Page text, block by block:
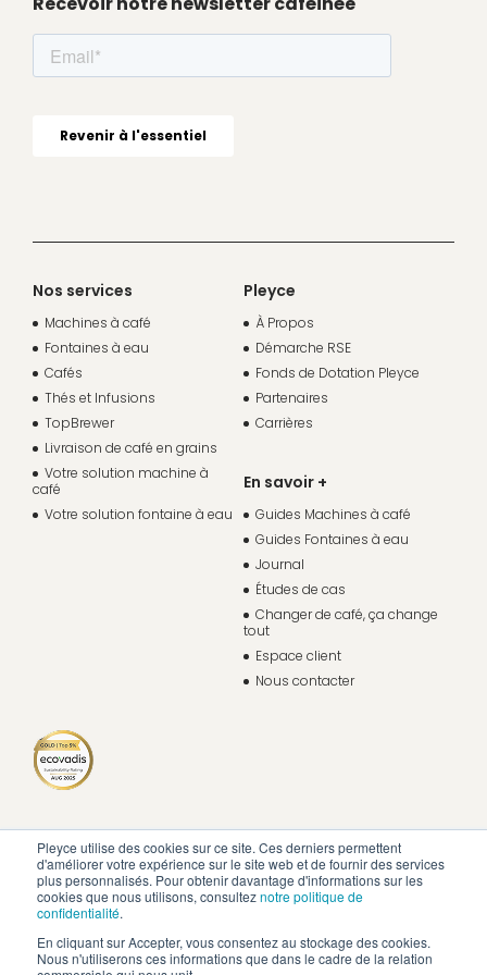
Pleyce utilise des cookies sur ce site. Ces derniers permettent
d'améliorer votre expérience sur le site web et de fournir des services
plus personnalisés. Pour obtenir davantage d'informations sur les
cookies que nous utilisons, consulteznotre politique de
confidentialité.
En cliquant sur Accepter, vous consentez au stockage des cookies.
Nous n'utiliserons ces informations que dans le cadre de la relation
Nos services
Machines à café
Fontaines à eau
Cafés
Thés et Infusions
TopBrewer
Livraison de café en grains
Votre solution machine à
café
Votre solution fontaine à eau
Pleyce
À Propos
Démarche RSE
Fonds de Dotation Pleyce
Partenaires
Carrières
En savoir +
Guides Machines à café
Guides Fontaines à eau
Journal
Études de cas
Changer de café, ça change
tout
Espace client
Nous contacter